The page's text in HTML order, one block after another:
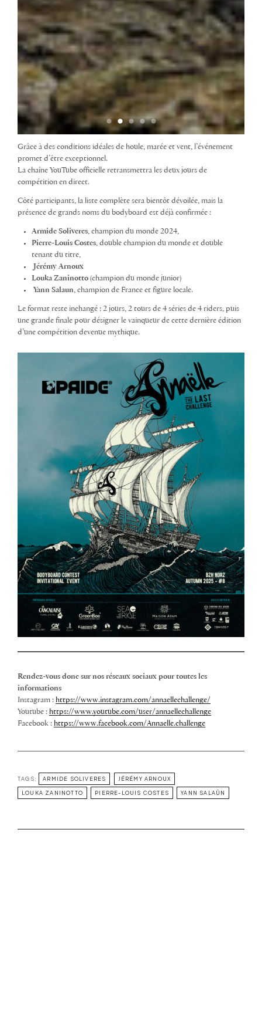
Grâce à des conditions idéales de houle, marée et vent, l’événement
promet d’être exceptionnel.
La chaîne YouTube officielle retransmettra les deux jours de
compétition en direct.
Côté participants, la liste complète sera bientôt dévoilée, mais la
présence de grands noms du bodyboard est déjà confirmée :
Armide Soliveres, champion du monde 2024,
Pierre-Louis Costes, double champion du monde et double
tenant du titre,
Jérémy Arnoux
Louka Zaninotto (champion du monde junior)
Yann Salaun, champion de France et figure locale.
Le format reste inchangé : 2 jours, 2 tours de 4 séries de 4 riders, puis
une grande finale pour désigner le vainqueur de cette dernière édition
d’une compétition devenue mythique.
Rendez-vous donc sur nos réseaux sociaux pour toutes les
informations
Instagram : https://www.instagram.com/annaellechallenge/
Youtube : https://www.youtube.com/user/annaellechallenge
Facebook : https://www.facebook.com/Annaelle.challenge
TAGS: ARMIDE SOLIVERES JÉRÉMY ARNOUX
LOUKA ZANINOTTO PIERRE-LOUIS COSTES YANN SALAÜN